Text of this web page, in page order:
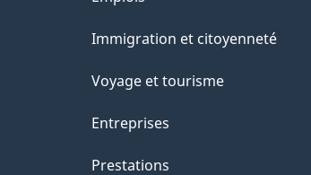
et
Immigration et citoyenneté
Voyage et tourisme
Entreprises
Prestations